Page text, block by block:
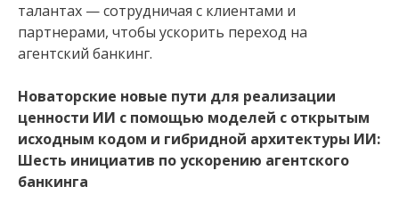
талантах — сотрудничая с клиентами и
партнерами, чтобы ускорить переход на
агентский банкинг.
Новаторские новые пути для реализации
ценности ИИ с помощью моделей с открытым
исходным кодом и гибридной архитектуры ИИ:
Шесть инициатив по ускорению агентского
банкинга